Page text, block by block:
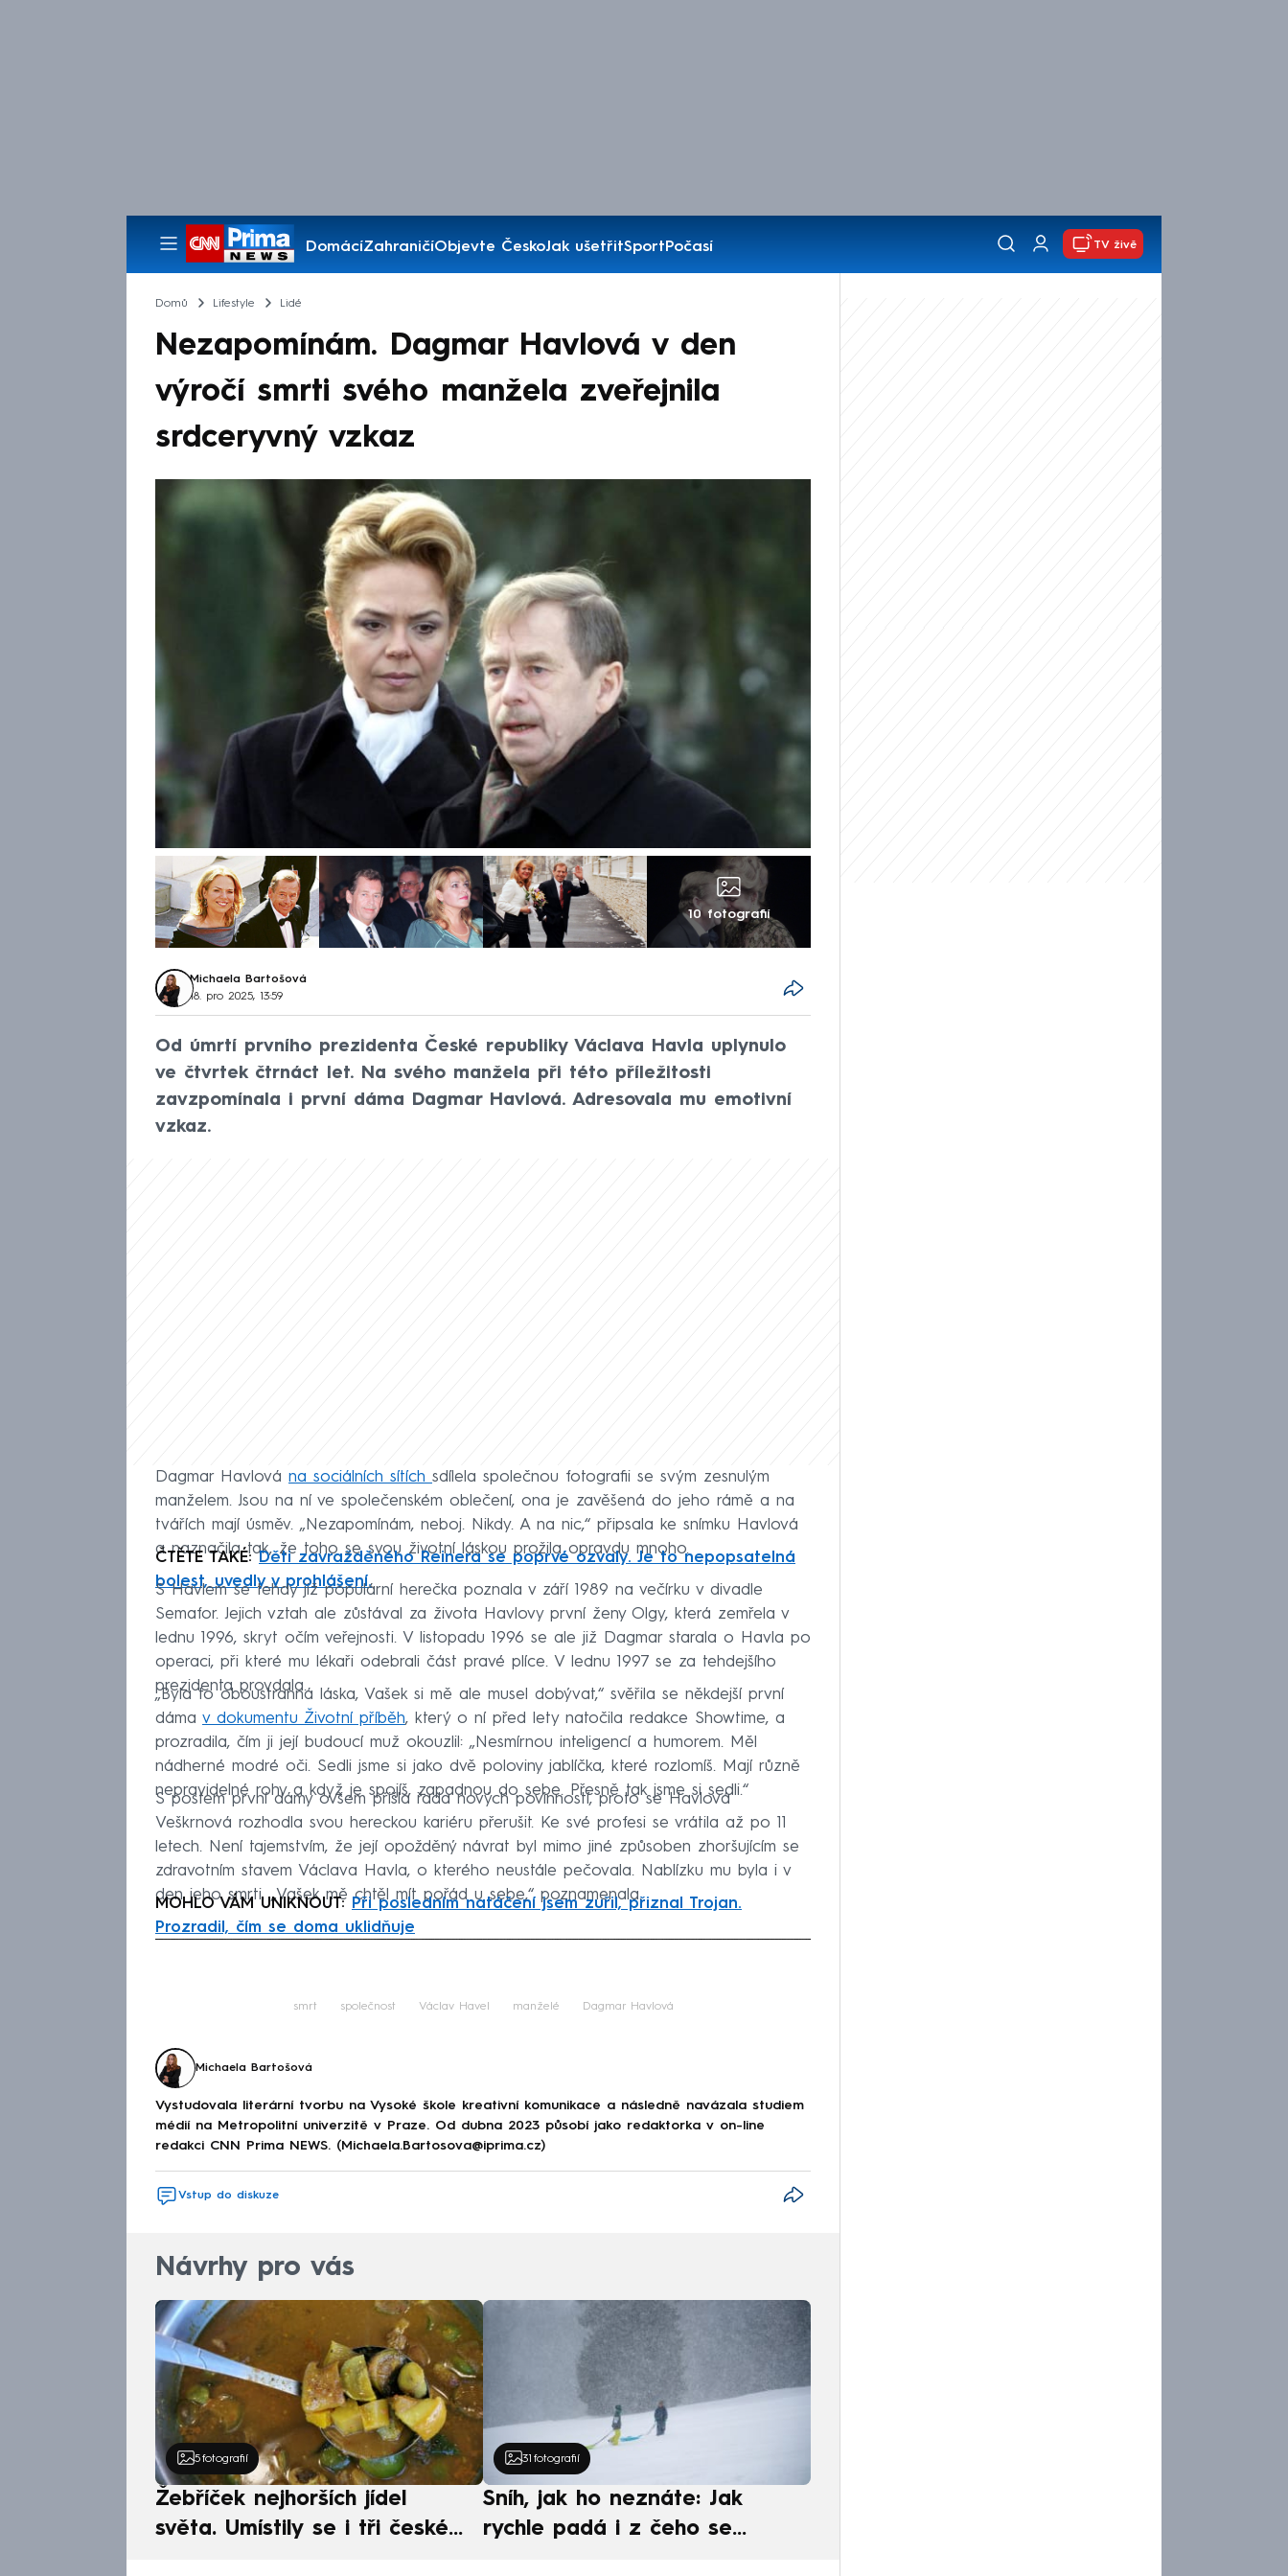
DomácíZahraničíObjevte ČeskoJak ušetřitSportPočasí
Pořady
TV živě
Domů Lifestyle Lidé
Nezapomínám. Dagmar Havlová v den
výročí smrti svého manžela zveřejnila
srdceryvný vzkaz
10 fotografií
Michaela Bartošová
18. pro 2025, 13:59
Od úmrtí prvního prezidenta České republiky Václava Havla uplynulo
ve čtvrtek čtrnáct let. Na svého manžela při této příležitosti
zavzpomínala i první dáma Dagmar Havlová. Adresovala mu emotivní
vzkaz.
Dagmar Havlová na sociálních sítích sdílela společnou fotografii se svým zesnulým
manželem. Jsou na ní ve společenském oblečení, ona je zavěšená do jeho rámě a na
tvářích mají úsměv. „Nezapomínám, neboj. Nikdy. A na nic,“ připsala ke snímku Havlová
a naznačila tak, že toho se svou životní láskou prožila opravdu mnoho.
ČTĚTE TAKÉ:Děti zavražděného Reinera se poprvé ozvaly. Je to nepopsatelná
bolest, uvedly v prohlášení.
S Havlem se tehdy již populární herečka poznala v září 1989 na večírku v divadle
Semafor. Jejich vztah ale zůstával za života Havlovy první ženy Olgy, která zemřela v
lednu 1996, skryt očím veřejnosti. V listopadu 1996 se ale již Dagmar starala o Havla po
operaci, při které mu lékaři odebrali část pravé plíce. V lednu 1997 se za tehdejšího
prezidenta provdala.
„Byla to oboustranná láska, Vašek si mě ale musel dobývat,“ svěřila se někdejší první
dáma v dokumentu Životní příběh, který o ní před lety natočila redakce Showtime, a
prozradila, čím ji její budoucí muž okouzlil: „Nesmírnou inteligencí a humorem. Měl
nádherné modré oči. Sedli jsme si jako dvě poloviny jablíčka, které rozlomíš. Mají různě
nepravidelné rohy a když je spojíš, zapadnou do sebe. Přesně tak jsme si sedli.“
S postem první dámy ovšem přišla řada nových povinností, proto se Havlová
Veškrnová rozhodla svou hereckou kariéru přerušit. Ke své profesi se vrátila až po 11
letech. Není tajemstvím, že její opožděný návrat byl mimo jiné způsoben zhoršujícím se
zdravotním stavem Václava Havla, o kterého neustále pečovala. Nablízku mu byla i v
den jeho smrti. „Vašek mě chtěl mít pořád u sebe,“ poznamenala.
MOHLO VÁM UNIKNOUT: Při posledním natáčení jsem zuřil, přiznal Trojan.
Prozradil, čím se doma uklidňuje
smrt společnost Václav Havel manželé Dagmar Havlová
Michaela Bartošová
Vystudovala literární tvorbu na Vysoké škole kreativní komunikace a následně navázala studiem
médií na Metropolitní univerzitě v Praze. Od dubna 2023 působí jako redaktorka v on-line
redakci CNN Prima NEWS. (Michaela.Bartosova@iprima.cz)
Vstup do diskuze
Návrhy pro vás
5 fotografií
Žebříček nejhorších jídel
světa. Umístily se i tři české
31 fotografií
Sníh, jak ho neznáte: Jak
rychle padá i z čeho se